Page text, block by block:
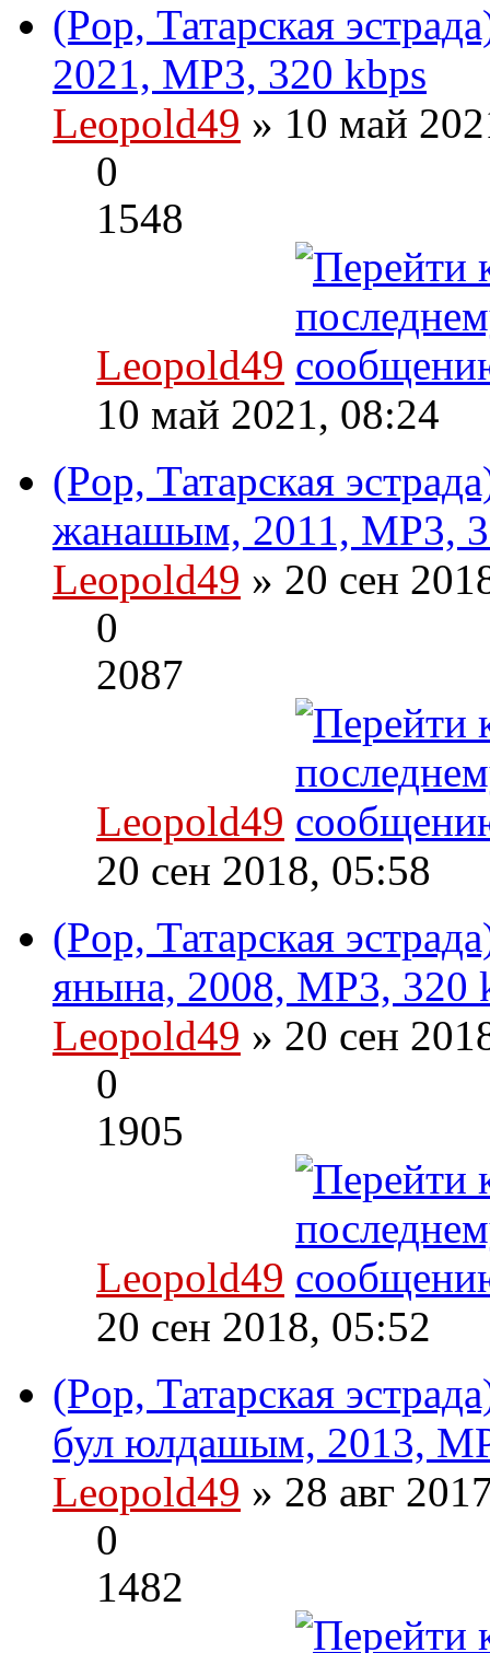
(Pop, Татарская
2021, MP3, 320 kbps
Leopold49 » 10 май
0
1548
Leopold49
10 май 2021, 08:24
(Pop, Татарская
жанашым, 2011, MP3,
Leopold49 » 20 сен
0
2087
Leopold49
20 сен 2018, 05:58
(Pop, Татарская
янына, 2008, MP3, 320
Leopold49 » 20 сен
0
1905
Leopold49
20 сен 2018, 05:52
(Pop, Татарская
бул юлдашым, 2013,
Leopold49 » 28 авг
0
1482